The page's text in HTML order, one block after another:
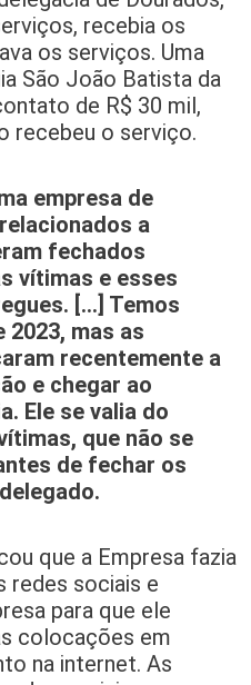
recebia os
os serviços. Uma
São João Batista da
de R$ 30 mil,
recebeu o serviço.
empresa de
a
fechados
vítimas e esses
[…] Temos
mas as
recentemente a
e chegar ao
Ele se valia do
que não se
de fechar os
que a Empresa fazia
redes sociais e
para que ele
colocações em
na internet. As